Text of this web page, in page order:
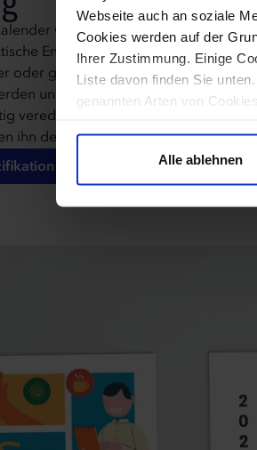
Webseite auch an soziale
Cookies werden auf der
Ihrer Zustimmung. Einige
Liste davon finden Sie
genannten Arten von
Alle ablehnen
werden auf 350g
Endversion sicherstellt.
oder glänzender Folie an, damit die
und optisch ansprechender sind.
veredeln lassen. Abgerundete Ecken
ihn deutlich von herkömmlichen